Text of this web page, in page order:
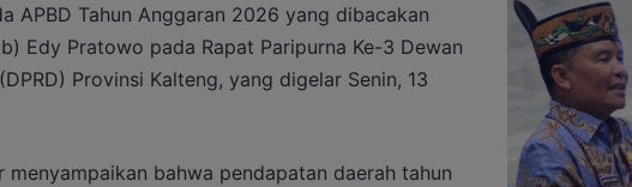
APBD Tahun Anggaran 2026 yang dibacakan
Edy Pratowo pada Rapat Paripurna Ke-3 Dewan
Provinsi Kalteng, yang digelar Senin, 13
menyampaikan bahwa pendapatan daerah tahun